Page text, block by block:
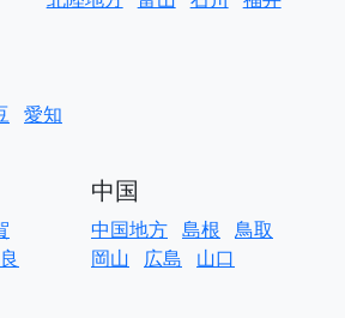
愛知
中国
中国地方 島根 鳥取
岡山
広島 山口